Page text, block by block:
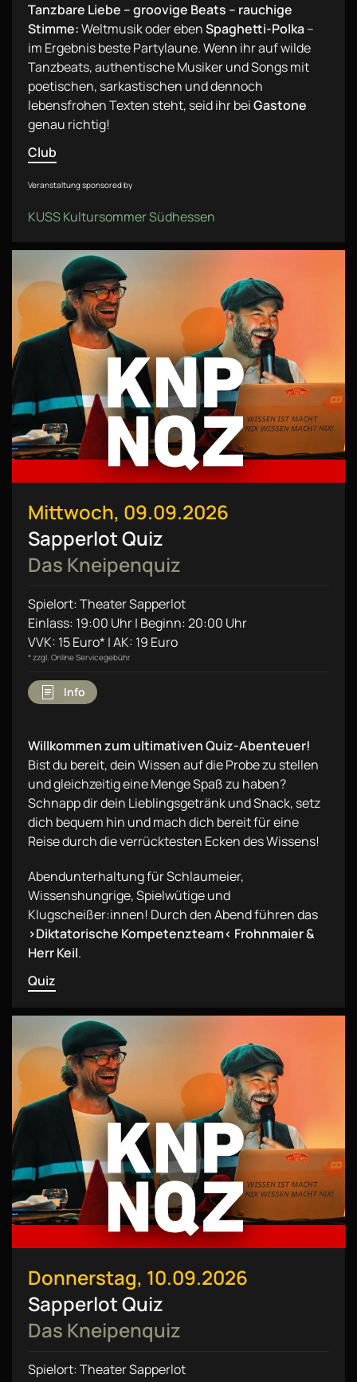
Tanzbare Liebe – groovige Beats – rauchige
Stimme:Weltmusik oder ebenSpaghetti-Polka–
im Ergebnis beste Partylaune. Wenn ihr auf wilde
Tanzbeats, authentische Musiker und Songs mit
poetischen, sarkastischen und dennoch
lebensfrohen Texten steht, seid ihr beiGastone
genau richtig!
Club
Veranstaltung sponsored by
KUSS Kultursommer Südhessen
Mittwoch, 09.09.2026
Sapperlot Quiz
Das Kneipenquiz
Spielort: Theater Sapperlot
Einlass: 19:00 Uhr | Beginn: 20:00 Uhr
VVK: 15 Euro* | AK: 19 Euro
* zzgl. Online Servicegebühr
Info
Willkommen zum ultimativen Quiz-Abenteuer!
Bist du bereit, dein Wissen auf die Probe zu stellen
und gleichzeitig eine Menge Spaß zu haben?
Schnapp dir dein Lieblingsgetränk und Snack, setz
dich bequem hin und mach dich bereit für eine
Reise durch die verrücktesten Ecken des Wissens!
Abendunterhaltung für Schlaumeier,
Wissenshungrige, Spielwütige und
Klugscheißer:innen! Durch den Abend führen das
›Diktatorische Kompetenzteam‹ Frohnmaier &
Herr Keil.
Quiz
Donnerstag, 10.09.2026
Sapperlot Quiz
Das Kneipenquiz
Spielort: Theater Sapperlot